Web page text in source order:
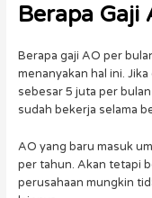
Berapa Gaji
Berapa gaji AO per
menanyakan hal ini.
sebesar 5 juta per
sudah bekerja selama
AO yang baru masuk
per tahun. Akan tetapi
perusahaan mungkin